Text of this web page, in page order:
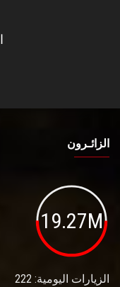
الزائـرون
19.27M
الزيارات اليومية: 222